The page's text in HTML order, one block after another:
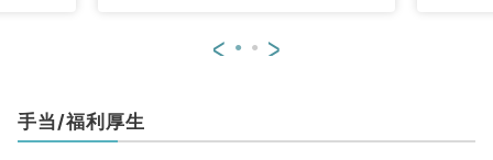
< >
手当/福利厚生